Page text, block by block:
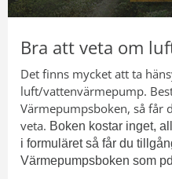
Bra att veta om
Det finns mycket att ta
luft/vattenvärmepump.
Värmepumpsboken, så får
veta. Boken kostar inget,
i formuläret så får du
Värmepumpsboken som